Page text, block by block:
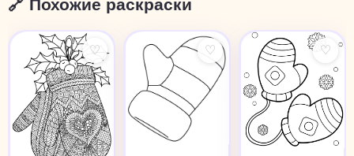
🔗 Похожие раскраски
♡ ♡ ♡